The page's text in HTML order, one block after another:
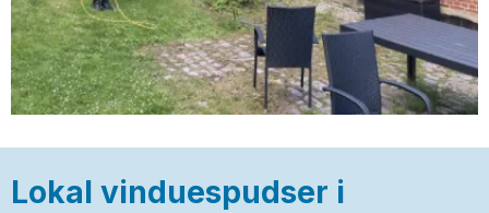
Lokal vinduespudser i